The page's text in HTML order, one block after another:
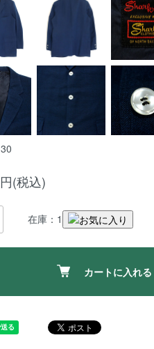
(税込)
在庫：1
カートに入れる